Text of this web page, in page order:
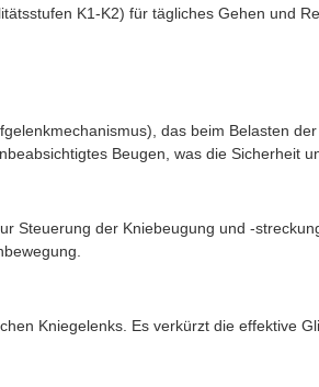
K1-K2) für tägliches Gehen und
das beim Belasten
Beugen, was die Sicherheit
Steuerung der Kniebeugung und -
Kniegelenks. Es verkürzt die effektive